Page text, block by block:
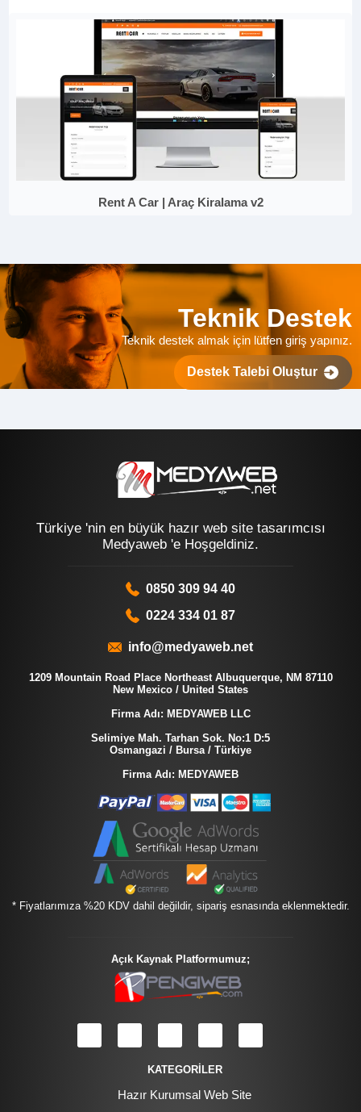
Rent A Car | Araç Kiralama v2
Teknik Destek
Teknik destek almak için lütfen giriş yapınız.
Destek Talebi Oluştur
Türkiye 'nin en büyük hazır web site tasarımcısı
Medyaweb 'e Hoşgeldiniz.
0850 309 94 40
0224 334 01 87
info@medyaweb.net
1209 Mountain Road Place Northeast Albuquerque, NM 87110
New Mexico / United States
Firma Adı: MEDYAWEB LLC
Selimiye Mah. Tarhan Sok. No:1 D:5
Osmangazi / Bursa / Türkiye
Firma Adı: MEDYAWEB
* Fiyatlarımıza %20 KDV dahil değildir, sipariş esnasında eklenmektedir.
Açık Kaynak Platformumuz;
KATEGORİLER
Hazır Kurumsal Web Site